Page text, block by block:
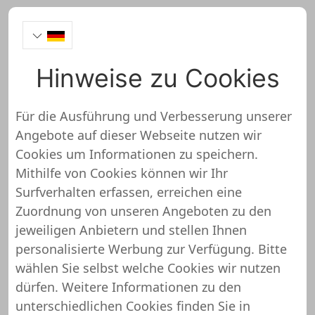
Schuhgeschaeft24.com
Onlineshop Test
Schuhgeschaeft24.com wurde noch
nicht überprüft und getestet
Über diesen Shop oder Webseite liegen uns noch
keine detaillierten Informationen vor. Das
bedeutet, dass Schuhgeschaeft24.com von
Hinweise zu Cookies
Für die Ausführung und Verbesserung unserer
Angebote auf dieser Webseite nutzen wir
Cookies um Informationen zu speichern.
Mithilfe von Cookies können wir Ihr
Surfverhalten erfassen, erreichen eine
Zuordnung von unseren Angeboten zu den
jeweiligen Anbietern und stellen Ihnen
personalisierte Werbung zur Verfügung. Bitte
wählen Sie selbst welche Cookies wir nutzen
dürfen. Weitere Informationen zu den
unterschiedlichen Cookies finden Sie in